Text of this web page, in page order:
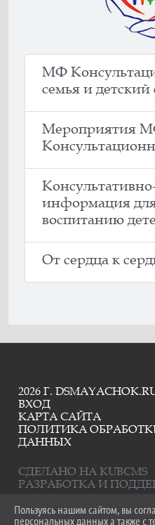
МФ
семья и детский
Мероприятия
информация
воспитанию
От сердца к
2026 Г.
ВХОД
КАРТА САЙТА
ПОЛИТИКА
ДАННЫХ
СДЕЛАНО НА KUBCMS
РАЗРАБОТКА И
Пользуясь нашим сайтом, вы
персональных данных а также с